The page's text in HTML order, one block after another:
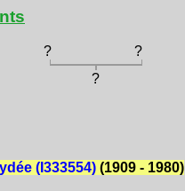
?
?
?
(I333554)(1909 - 1980)